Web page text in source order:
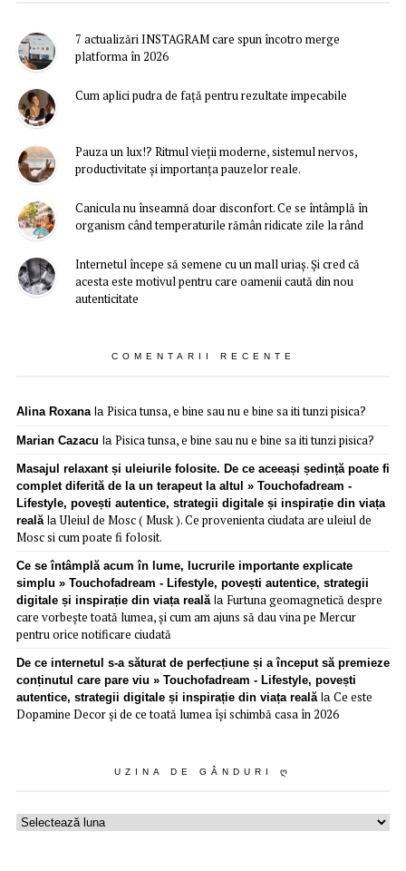
7 actualizări INSTAGRAM care spun încotro merge
platforma în 2026
Cum aplici pudra de față pentru rezultate impecabile
Pauza un lux!? Ritmul vieții moderne, sistemul nervos,
productivitate și importanța pauzelor reale.
Canicula nu înseamnă doar disconfort. Ce se întâmplă în
organism când temperaturile rămân ridicate zile la rând
Internetul începe să semene cu un mall uriaș. Și cred că
acesta este motivul pentru care oamenii caută din nou
autenticitate
COMENTARII RECENTE
Alina Roxanala Pisica tunsa, e bine sau nu e bine sa iti tunzi pisica?
Marian Cazacu la Pisica tunsa, e bine sau nu e bine sa iti tunzi pisica?
Masajul relaxant și uleiurile folosite. De ce aceeași ședință poate fi
complet diferită de la un terapeut la altul » Touchofadream -
Lifestyle, povești autentice, strategii digitale și inspirație din viața
realălaUleiul de Mosc ( Musk ). Ce provenienta ciudata are uleiul de
Mosc si cum poate fi folosit.
Ce se întâmplă acum în lume, lucrurile importante explicate
simplu » Touchofadream - Lifestyle, povești autentice, strategii
digitale și inspirație din viața realăla Furtuna geomagnetică despre
care vorbește toată lumea, și cum am ajuns să dau vina pe Mercur
pentru orice notificare ciudată
De ce internetul s-a săturat de perfecțiune și a început să premieze
conținutul care pare viu » Touchofadream - Lifestyle, povești
autentice, strategii digitale și inspirație din viața realăla Ce este
Dopamine Decor și de ce toată lumea își schimbă casa în 2026
UZINA DE GÂNDURI Ღ
Uzina